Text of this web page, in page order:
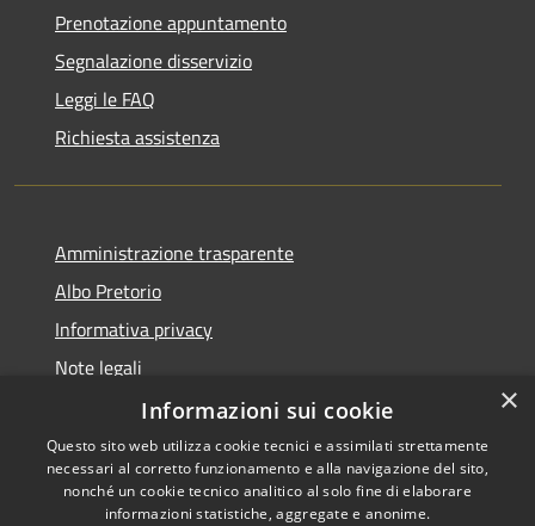
Prenotazione appuntamento
Segnalazione disservizio
Leggi le FAQ
Richiesta assistenza
Amministrazione trasparente
Albo Pretorio
Informativa privacy
Note legali
Dichiarazione di accessibilità
×
Informazioni sui cookie
Questo sito web utilizza cookie tecnici e assimilati strettamente
necessari al corretto funzionamento e alla navigazione del sito,
nonché un cookie tecnico analitico al solo fine di elaborare
informazioni statistiche, aggregate e anonime.